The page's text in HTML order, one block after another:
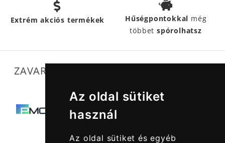
Az oldal sütiket
használ
Az oldal sütiket és egyéb
Extrém akciós termékek Hűségpontokkal még
többetspórolhatsz
ZAVARTALAN MŰKÖDÉSÜNKET SEGÍTIK